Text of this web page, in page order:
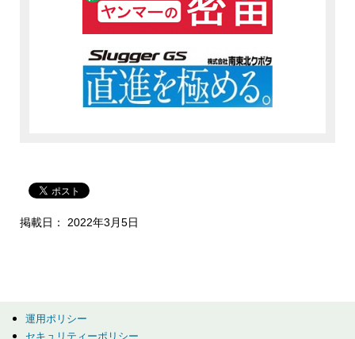
掲載日： 2022年3月5日
運用ポリシー
セキュリティーポリシー